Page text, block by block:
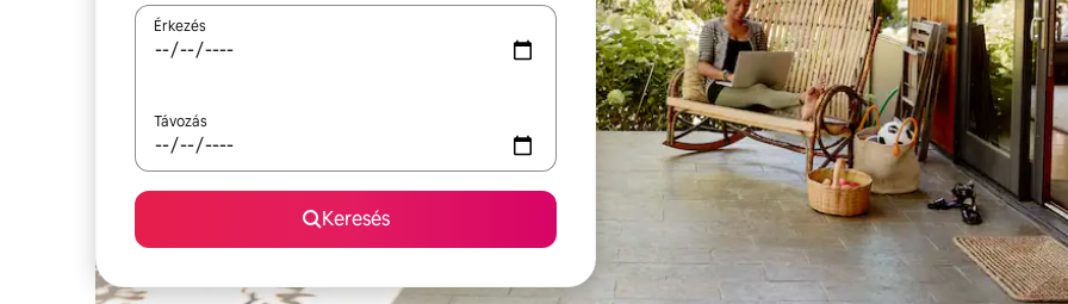
Érkezés
Távozás
Keresés